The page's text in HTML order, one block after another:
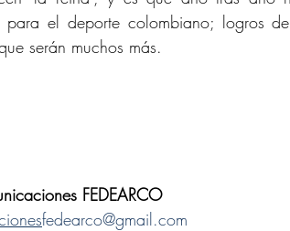
el deporte colombiano; logros
serán muchos más.
FEDEARCO
fedearco@gmail.com